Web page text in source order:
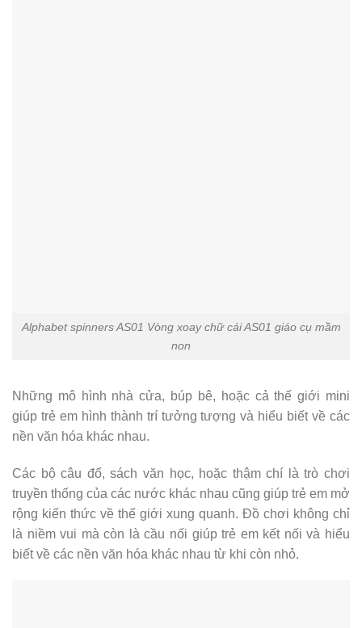
Alphabet spinners AS01 Vòng xoay chữ cái AS01 giáo cụ mầm
non
Những mô hình nhà cửa, búp bê, hoặc cả thế giới mini
giúp trẻ em hình thành trí tưởng tượng và hiểu biết về các
nền văn hóa khác nhau.
Các bộ câu đố, sách văn học, hoặc thậm chí là trò chơi
truyền thống của các nước khác nhau cũng giúp trẻ em mở
rộng kiến thức về thế giới xung quanh. Đồ chơi không chỉ
là niềm vui mà còn là cầu nối giúp trẻ em kết nối và hiểu
biết về các nền văn hóa khác nhau từ khi còn nhỏ.